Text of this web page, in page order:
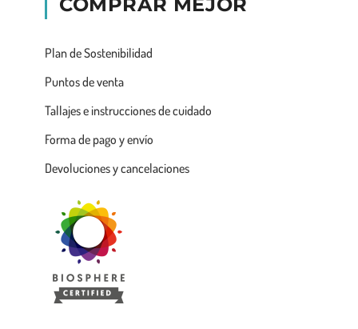
Plan de Sostenibilidad
Puntos de venta
Tallajes e instrucciones de cuidado
Forma de pago y envío
Devoluciones y cancelaciones